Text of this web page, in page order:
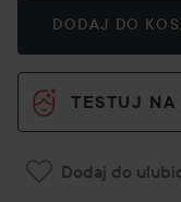
DODAJ DO
TESTUJ NA
Dodaj do